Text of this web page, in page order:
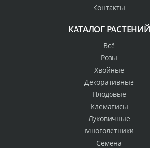
Контакты
КАТАЛОГ РАСТЕНИЙ
Всё
Розы
Хвойные
Декоративные
Плодовые
Клематисы
Луковичные
Многолетники
Семена